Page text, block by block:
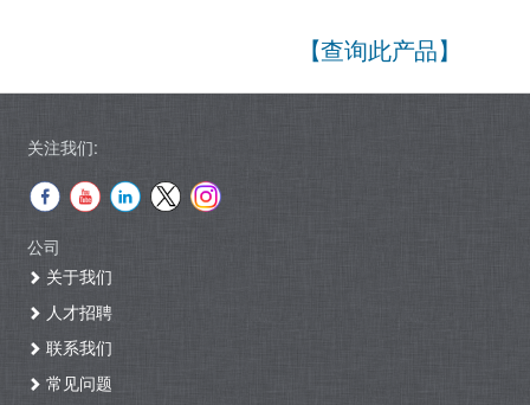
【查询此产品】
关注我们:
公司
关于我们
人才招聘
联系我们
常见问题